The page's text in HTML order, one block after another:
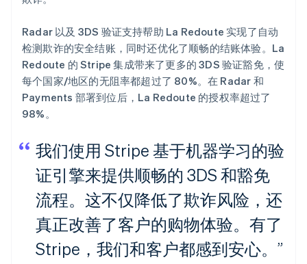
Radar 以及 3DS 验证支持帮助 La Redoute 实现了自动
检测欺诈的安全结账，同时还优化了顺畅的结账体验。La
Redoute 的 Stripe 集成带来了更多的 3DS 验证豁免，使
每个国家/地区的无阻率都超过了 80%。在 Radar 和
Payments 部署到位后，La Redoute 的授权率超过了
98%。
我们使用 Stripe 基于机器学习的验
证引擎来提供顺畅的 3DS 和豁免
流程。这不仅降低了欺诈风险，还
真正改善了客户的购物体验。有了
Stripe，我们和客户都感到安心。”